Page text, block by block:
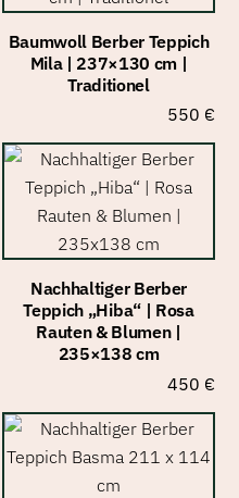
Baumwoll Berber Teppich
Mila | 237×130 cm |
Traditionel
550 €
Nachhaltiger Berber
Teppich „Hiba“ | Rosa
Rauten & Blumen |
235×138 cm
450 €